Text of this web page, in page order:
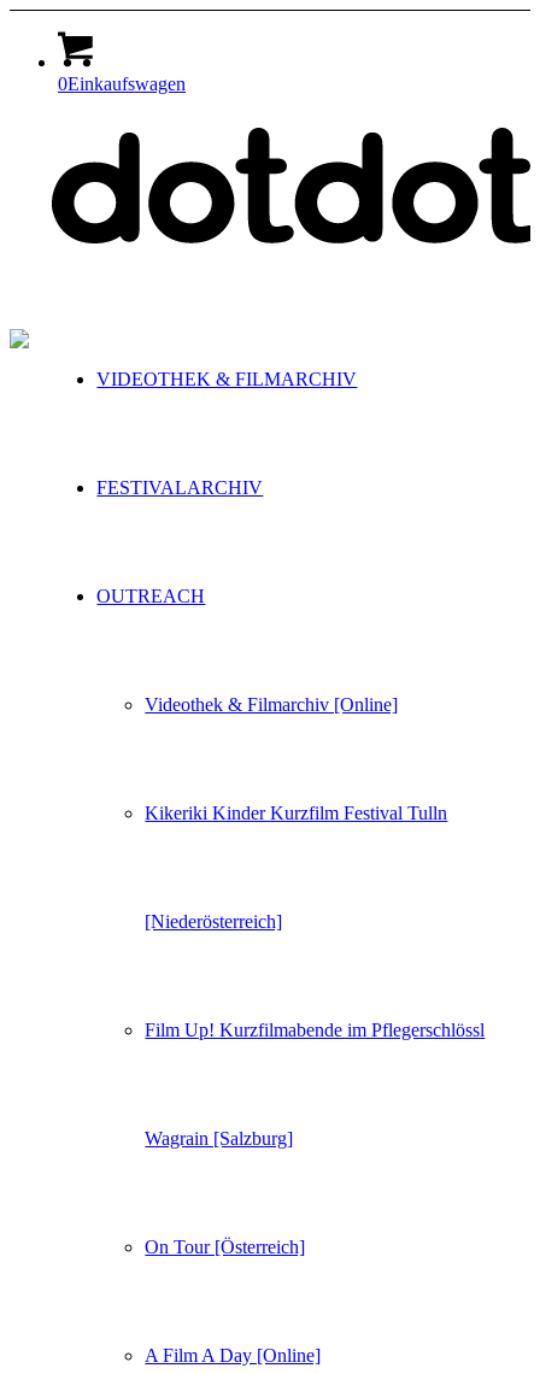
0Einkaufswagen
VIDEOTHEK & FILMARCHIV
FESTIVALARCHIV
OUTREACH
Videothek & Filmarchiv [Online]
Kikeriki Kinder Kurzfilm Festival Tulln
[Niederösterreich]
Film Up! Kurzfilmabende im Pflegerschlössl
Wagrain [Salzburg]
On Tour [Österreich]
A Film A Day [Online]